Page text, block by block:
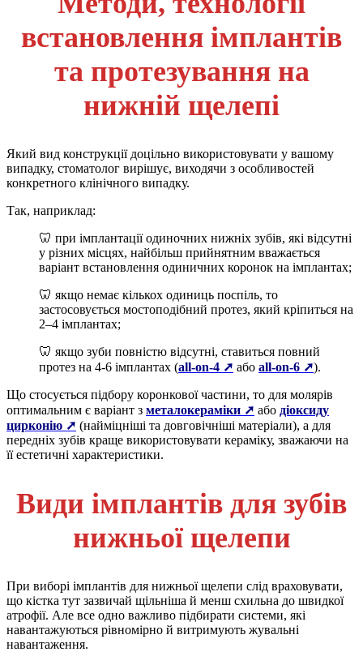
встановлення імплантів
та протезування на
нижній щелепі
Який вид конструкції доцільно використовувати у вашому
випадку, стоматолог вирішує, виходячи з особливостей
конкретного клінічного випадку.
Так, наприклад:
🦷 при імплантації одиночних нижніх зубів, які відсутні
у різних місцях, найбільш прийнятним вважається
варіант встановлення одиничних коронок на імплантах;
🦷 якщо немає кількох одиниць поспіль, то
застосовується мостоподібний протез, який кріпиться на
2–4 імплантах;
🦷 якщо зуби повністю відсутні, ставиться повний
протез на 4-6 імплантах (all-on-4 ➚ або all-on-6 ➚).
Що стосується підбору коронкової частини, то для молярів
оптимальним є варіант з металокераміки ➚ або діоксиду
цирконію ➚ (найміцніші та довговічніші матеріали), а для
передніх зубів краще використовувати кераміку, зважаючи на
її естетичні характеристики.
Види імплантів для зубів
нижньої щелепи
При виборі імплантів для нижньої щелепи слід враховувати,
що кістка тут зазвичай щільніша й менш схильна до швидкої
атрофії. Але все одно важливо підбирати системи, які
навантажуються рівномірно й витримують жувальні
навантаження.